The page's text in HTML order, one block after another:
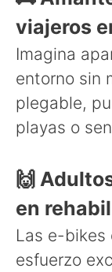
viajeros
Imagina
entorno sin
plegable,
playas o
🙌
en
Las e-bikes
esfuerzo